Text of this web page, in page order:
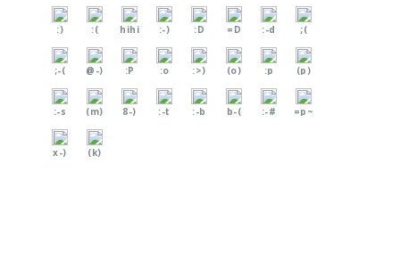
:) :( hihi :-) :D =D :-d ;(
;-( @-) :P :o :>) (o) :p (p)
:-s (m) 8-) :-t :-b b-( :-# =p~
x-) (k)